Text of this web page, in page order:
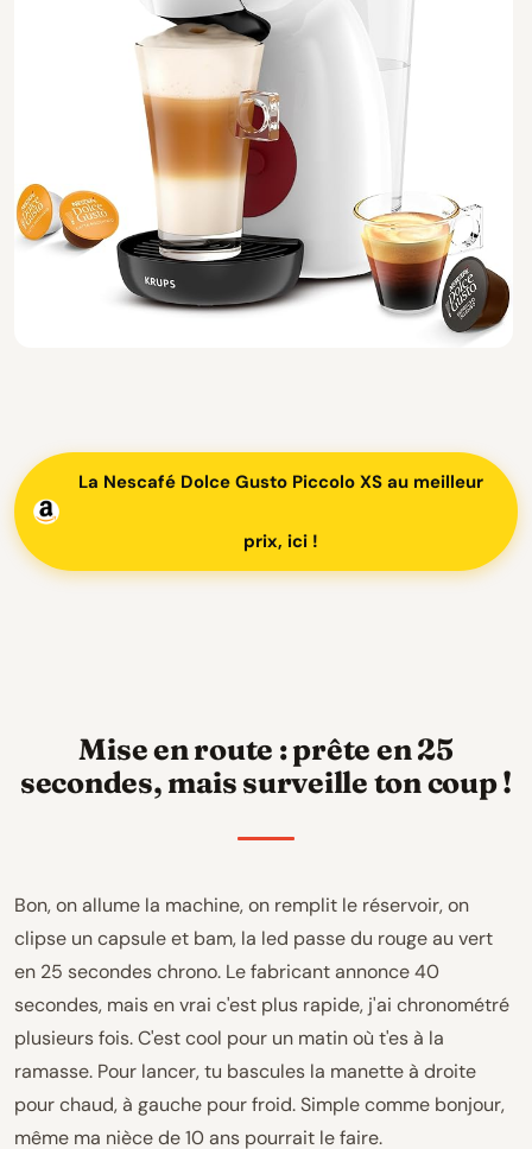
La Nescafé Dolce Gusto Piccolo XS au meilleur
prix, ici !
Mise en route : prête en 25
secondes, mais surveille ton coup !
Bon, on allume la machine, on remplit le réservoir, on
clipse un capsule et bam, la led passe du rouge au vert
en 25 secondes chrono. Le fabricant annonce 40
secondes, mais en vrai c'est plus rapide, j'ai chronométré
plusieurs fois. C'est cool pour un matin où t'es à la
ramasse. Pour lancer, tu bascules la manette à droite
pour chaud, à gauche pour froid. Simple comme bonjour,
même ma nièce de 10 ans pourrait le faire.